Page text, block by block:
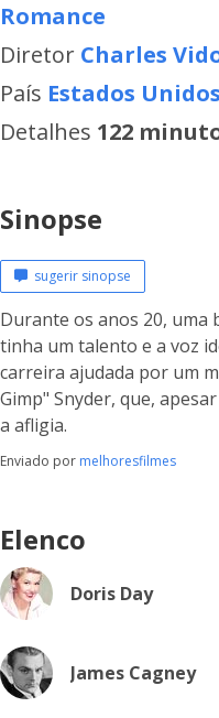
Romance
Diretor Charles
País Estados Unidos
Detalhes 122
Sinopse
sugerir sinopse
Durante os anos 20, uma
tinha um talento e a voz
carreira ajudada por um
Gimp" Snyder, que,
a afligia.
Enviado por melhoresfilmes
Elenco
Doris Day
James Cagney